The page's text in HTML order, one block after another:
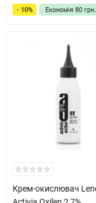
- 10% Економія 80 грн.
Крем-окислювач